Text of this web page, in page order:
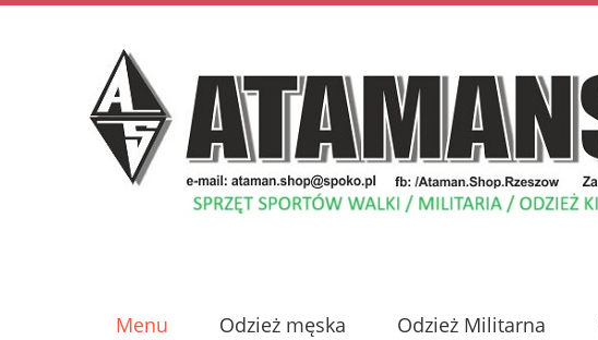
Menu Odzież męska Odzież Militarna